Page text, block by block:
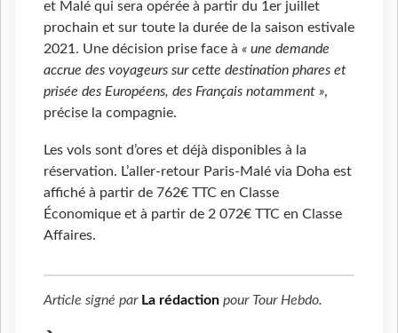
et Malé qui sera opérée à partir du 1er juillet
prochain et sur toute la durée de la saison estivale
2021. Une décision prise face à « une demande
accrue des voyageurs sur cette destination phares et
prisée des Européens, des Français notamment »,
précise la compagnie.
Les vols sont d’ores et déjà disponibles à la
réservation. L’aller-retour Paris-Malé via Doha est
affiché à partir de 762€ TTC en Classe
Économique et à partir de 2 072€ TTC en Classe
Affaires.
Article signé par La rédaction pour Tour Hebdo.